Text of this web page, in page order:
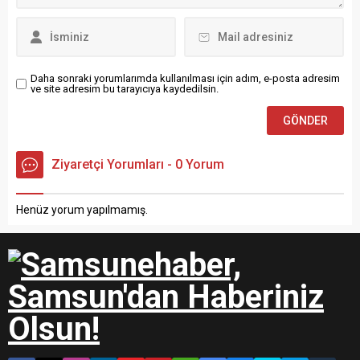
Daha sonraki yorumlarımda kullanılması için adım, e-posta adresim
ve site adresim bu tarayıcıya kaydedilsin.
Ziyaretçi Yorumları - 0 Yorum
Henüz yorum yapılmamış.